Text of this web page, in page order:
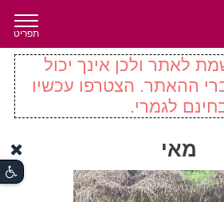
תפריט
לאתר ולכן אינך יכול
ההאתר. הצטרפו עכשיו
לגמרי.
מאי